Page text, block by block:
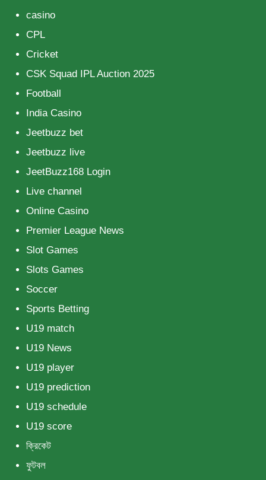
casino
CPL
Cricket
CSK Squad IPL Auction 2025
Football
India Casino
Jeetbuzz bet
Jeetbuzz live
JeetBuzz168 Login
Live channel
Online Casino
Premier League News
Slot Games
Slots Games
Soccer
Sports Betting
U19 match
U19 News
U19 player
U19 prediction
U19 schedule
U19 score
ক্রিকেট
ফুটবল